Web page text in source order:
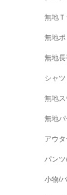
無地
無地
無地
シャツ
無地
無地
アウ
パン
小物/